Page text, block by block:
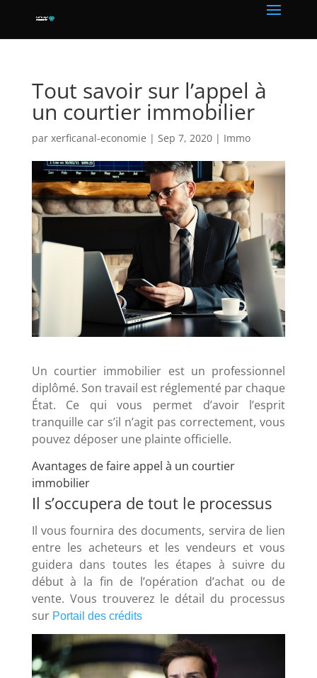
Tout savoir sur l’appel à
un courtier immobilier
par xerficanal-economie | Sep 7, 2020| Immo
Un courtier immobilier est un professionnel
diplômé. Son travail est réglementé par chaque
État. Ce qui vous permet d’avoir l’esprit
tranquille car s’il n’agit pas correctement, vous
pouvez déposer une plainte officielle.
Avantages de faire appel à un courtier
immobilier
Il s’occupera de tout le processus
Il vous fournira des documents, servira de lien
entre les acheteurs et les vendeurs et vous
guidera dans toutes les étapes à suivre du
début à la fin de l’opération d’achat ou de
vente. Vous trouverez le détail du processus
sur Portail des crédits